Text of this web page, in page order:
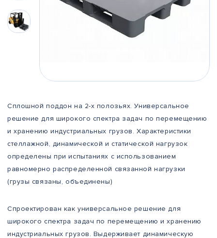
Сплошной поддон на 2-х полозьях. Универсальное
решение для широкого спектра задач по перемещению
и хранению индустриальных грузов. Характеристики
стеллажной, динамической и статической нагрузок
определены при испытаниях с использованием
равномерно распределенной связанной нагрузки
(грузы связаны, объединены)
Спроектирован как универсальное решение для
широкого спектра задач по перемещению и хранению
индустриальных грузов. Выдерживает динамическую